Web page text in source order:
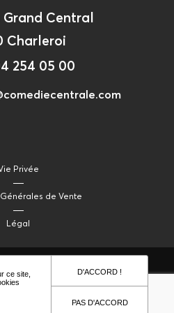
Grand Central
Charleroi
254 05 00
Privée
de Vente
Légal
ce site,
D'ACCORD !
PAS D'ACCORD